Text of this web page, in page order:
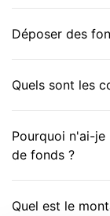
Déposer des
Quels sont les
Pourquoi n'ai-
de fonds ?
Quel est le